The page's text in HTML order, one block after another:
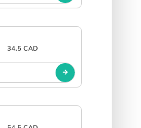
34.5 CAD